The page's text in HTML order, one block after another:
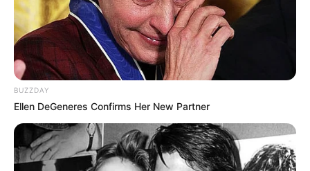
BUZZDAY
Ellen DeGeneres Confirms Her New Partner